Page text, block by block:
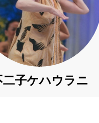
二子ケハウラニ